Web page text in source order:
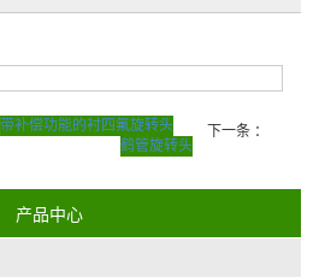
带补偿功能的衬四氟旋转头
下一条 ：
鹤管旋转头
产品中心